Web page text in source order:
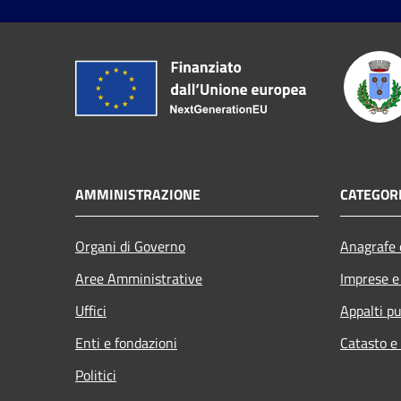
AMMINISTRAZIONE
Organi di Governo
Aree Amministrative
Uffici
Enti e fondazioni
Politici
Imprese
Appalti
Catasto